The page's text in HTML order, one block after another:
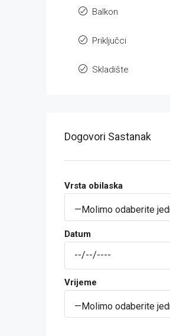
Balkon
Priključci
Skladište
Dogovori Sastanak
Vrsta obilaska
Datum
Vrijeme